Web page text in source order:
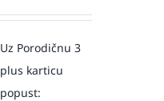
Uz Porodičnu 3
plus karticu
popust: